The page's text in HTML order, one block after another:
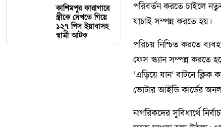
কাশিমপুর কারাগারে
স্ত্রীকে দেখতে গিয়ে
১২৭ পিস ইয়াবাসহ
স্বামী আটক
পরিবর্তন করতে চাইলে
যাচাই সম্পন্ন করতে হয়।
পরিচয় নিশ্চিত করতে
ফেস স্ক্যান সম্পন্ন করতে
‘এড়িয়ে যান’ বাটনে
ভোটার আইডি কার্ডের
নাগরিকদের সুবিধার্থে